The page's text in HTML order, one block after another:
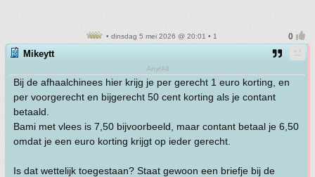
• dinsdag 5 mei 2026 @ 20:01 • 1
Mikeytt
Any/All
Bij de afhaalchinees hier krijg je per gerecht 1 euro korting, en
per voorgerecht en bijgerecht 50 cent korting als je contant
betaald.
Bami met vlees is 7,50 bijvoorbeeld, maar contant betaal je 6,50
omdat je een euro korting krijgt op ieder gerecht.
Is dat wettelijk toegestaan? Staat gewoon een briefje bij de